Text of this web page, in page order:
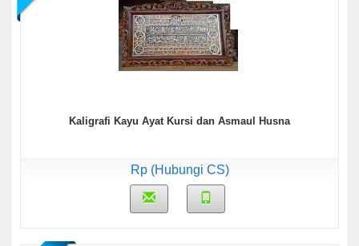
Kaligrafi Kayu Ayat Kursi dan Asmaul Husna
Rp (Hubungi CS)